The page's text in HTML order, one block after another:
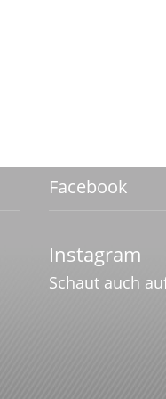
Facebook
Instagram
Schaut auch